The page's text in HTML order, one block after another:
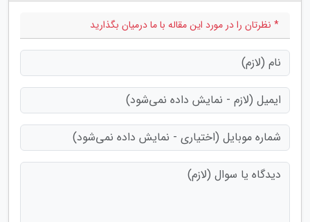
* نظرتان را در مورد این مقاله با ما درمیان بگذارید